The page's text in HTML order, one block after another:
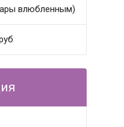
влюбленным)